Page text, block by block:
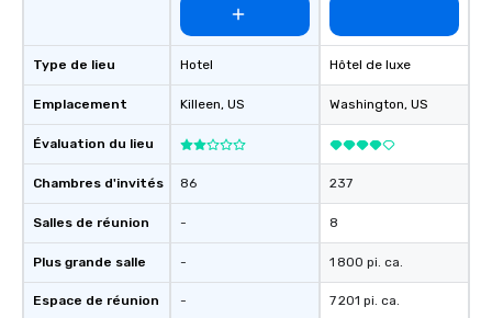
Type de lieu
Emplacement
Évaluation du lieu
Chambres d'invités
Salles de réunion
Plus grande salle
Espace de réunion
Hotel
Killeen, US
86
-
-
-
Hôtel de luxe
Washington, US
237
8
1 800 pi. ca.
7 201 pi. ca.